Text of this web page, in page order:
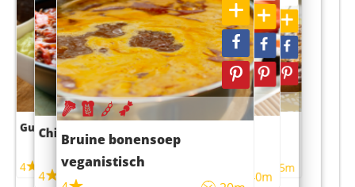
Guacamole
4
Chili con carne
4 45m
Bruine bonensoep
veganistisch
Sushi rijstsalade
maaltijdsalade
40m
4 55m